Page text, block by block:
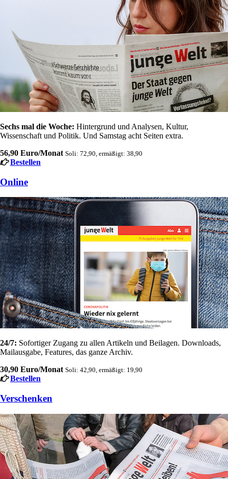
Sechs mal die Woche: Hintergrund und Analysen, Kultur,
Wissenschaft und Politik. Und Samstag acht Seiten extra.
56,90 Euro/Monat Soli: 72,90, ermäßigt: 38,90
Bestellen
Online
24/7: Sofortiger Zugang zu allen Artikeln und Beilagen. Downloads,
Mailausgabe, Features, das ganze Archiv.
30,90 Euro/Monat Soli: 42,90, ermäßigt: 19,90
Bestellen
Verschenken